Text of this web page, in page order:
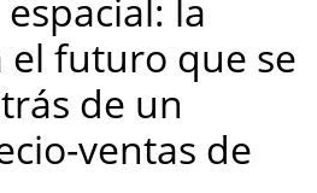
la
futuro que se
de un
ventas de